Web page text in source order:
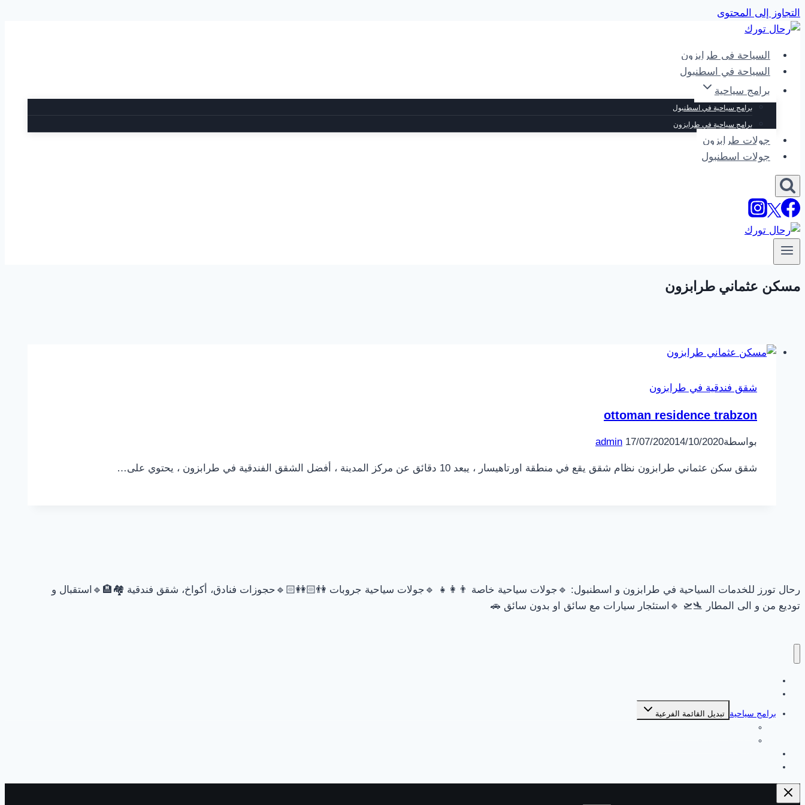
التجاوز إلى المحتوى
السياحة في طرابزون
السياحة في اسطنبول
برامج سياحية
برامج سياحية في اسطنبول
برامج سياحية في طرابزون
جولات طرابزون
جولات اسطنبول
مسكن عثماني طرابزون
شقق فندقية في طرابزون
ottoman residence trabzon
بواسطة admin 17/07/202014/10/2020
شقق سكن عثماني طرابزون نظام شقق يقع في منطقة اورتاهيسار ، يبعد 10 دقائق عن مركز المدينة ، أفضل الشقق الفندقية في طرابزون ، يحتوي على…
رحال تورز للخدمات السياحية في طرابزون و اسطنبول: 🔹جولات سياحية خاصة 👨‍👩‍👧 🔹جولات سياحية جروبات 👫🏻👭🏻🔹حجوزات فنادق، أكواخ، شقق فندقية 🏘🏨🔹استقبال و
توديع من و الى المطار 🛬🛫 🔹استئجار سيارات مع سائق او بدون سائق 🚗
برامج سياحية تبديل القائمة الفرعية